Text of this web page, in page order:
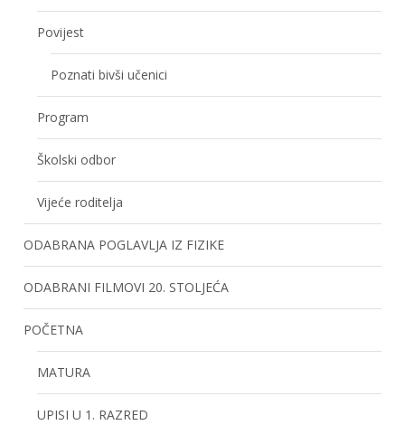
Povijest
Poznati bivši učenici
Program
Školski odbor
Vijeće roditelja
ODABRANA POGLAVLJA IZ FIZIKE
ODABRANI FILMOVI 20. STOLJEĆA
POČETNA
MATURA
UPISI U 1. RAZRED